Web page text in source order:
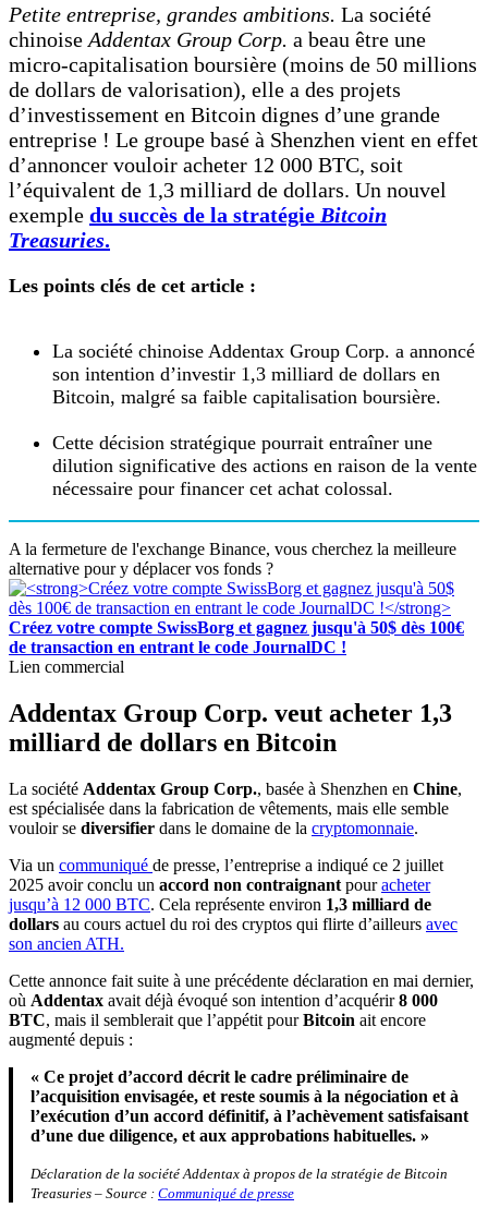
Petite entreprise, grandes ambitions. La société
chinoise Addentax Group Corp. a beau être une
micro-capitalisation boursière (moins de 50 millions
de dollars de valorisation), elle a des projets
d’investissement en Bitcoin dignes d’une grande
entreprise ! Le groupe basé à Shenzhen vient en effet
d’annoncer vouloir acheter 12 000 BTC, soit
l’équivalent de 1,3 milliard de dollars. Un nouvel
exemple du succès de la stratégie Bitcoin
Treasuries.
Les points clés de cet article :
La société chinoise Addentax Group Corp. a annoncé
son intention d’investir 1,3 milliard de dollars en
Bitcoin, malgré sa faible capitalisation boursière.
Cette décision stratégique pourrait entraîner une
dilution significative des actions en raison de la vente
nécessaire pour financer cet achat colossal.
A la fermeture de l'exchange Binance, vous cherchez la meilleure
alternative pour y déplacer vos fonds ?
Créez votre compte SwissBorg et gagnez jusqu'à 50$ dès 100€
de transaction en entrant le code JournalDC !
Lien commercial
Addentax Group Corp. veut acheter 1,3
milliard de dollars en Bitcoin
La société Addentax Group Corp., basée à Shenzhen en Chine,
est spécialisée dans la fabrication de vêtements, mais elle semble
vouloir se diversifier dans le domaine de la cryptomonnaie.
Via un communiqué de presse, l’entreprise a indiqué ce 2 juillet
2025 avoir conclu un accord non contraignant pouracheter
jusqu’à 12 000 BTC. Cela représente environ 1,3 milliard de
dollars au cours actuel du roi des cryptos qui flirte d’ailleurs avec
son ancien ATH.
Cette annonce fait suite à une précédente déclaration en mai dernier,
où Addentax avait déjà évoqué son intention d’acquérir8 000
BTC, mais il semblerait que l’appétit pourBitcoin ait encore
augmenté depuis :
« Ce projet d’accord décrit le cadre préliminaire de
l’acquisition envisagée, et reste soumis à la négociation et à
l’exécution d’un accord définitif, à l’achèvement satisfaisant
d’une due diligence, et aux approbations habituelles. »
Déclaration de la société Addentax à propos de la stratégie de Bitcoin
Treasuries – Source : Communiqué de presse